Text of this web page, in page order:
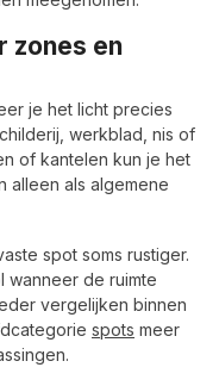
zones en
je het licht precies
werkblad, nis of
of kantelen kun je het
alleen als algemene
spot soms rustiger.
wanneer de ruimte
vergelijken binnen
spots meer